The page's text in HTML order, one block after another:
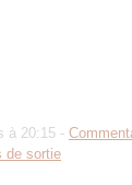
à 20:15 -
de sortie